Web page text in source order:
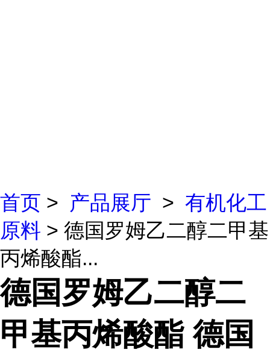
首页 > 产品展厅 > 有机化工
原料 > 德国罗姆乙二醇二甲基
丙烯酸酯...
德国罗姆乙二醇二
甲基丙烯酸酯 德国